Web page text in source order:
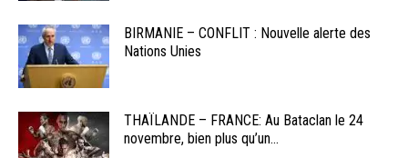
BIRMANIE – CONFLIT : Nouvelle alerte des
Nations Unies
THAÏLANDE – FRANCE: Au Bataclan le 24
novembre, bien plus qu’un...